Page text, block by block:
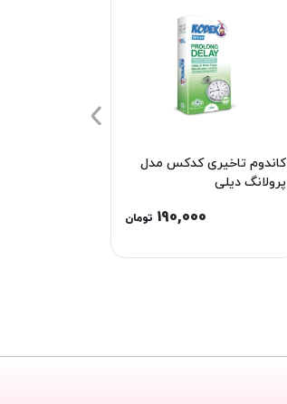
کاندوم تاخیری کدکس مدل
پرولانگ دیلی
190,000 تومان